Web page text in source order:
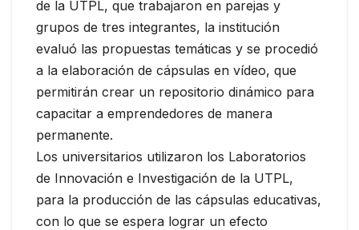
de la UTPL, que trabajaron en parejas y
grupos de tres integrantes, la institución
evaluó las propuestas temáticas y se procedió
a la elaboración de cápsulas en vídeo, que
permitirán crear un repositorio dinámico para
capacitar a emprendedores de manera
permanente.
Los universitarios utilizaron los Laboratorios
de Innovación e Investigación de la UTPL,
para la producción de las cápsulas educativas,
con lo que se espera lograr un efecto